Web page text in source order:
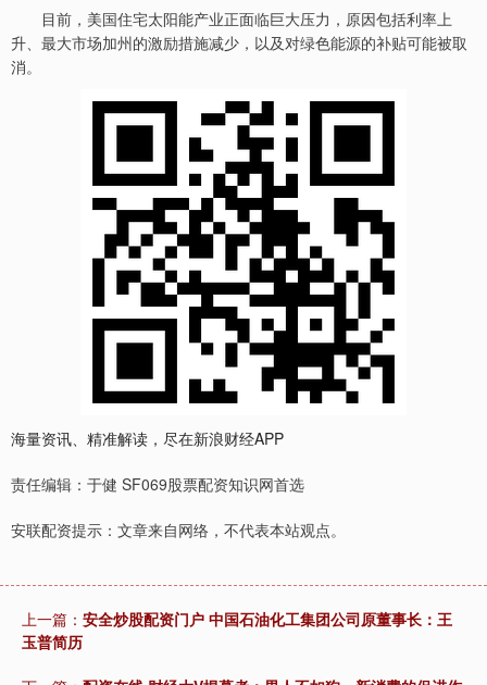
目前，美国住宅太阳能产业正面临巨大压力，原因包括利率上
升、最大市场加州的激励措施减少，以及对绿色能源的补贴可能被取
消。
海量资讯、精准解读，尽在新浪财经APP
责任编辑：于健 SF069股票配资知识网首选
安联配资提示：文章来自网络，不代表本站观点。
上一篇： 安全炒股配资门户 中国石油化工集团公司原董事长：王
玉普简历